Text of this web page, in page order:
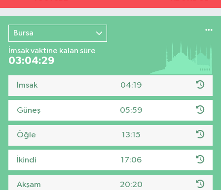
Bursa
İmsak vaktine kalan süre
03:04:28
İmsak 04:19
Güneş 05:59
Öğle 13:15
İkindi 17:06
Akşam 20:20